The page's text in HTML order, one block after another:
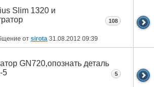
Slim 1320 и
от sirota 31.08.2012 09:39
108
GN720,опознать деталь
5
5